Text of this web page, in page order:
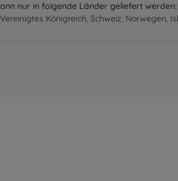
nur in folgende Länder geliefert werden:
Königreich, Schweiz, Norwegen,